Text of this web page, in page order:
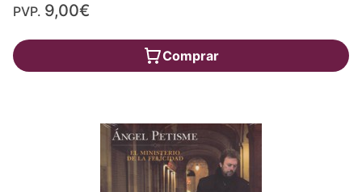
PVP. 9,00€
Comprar